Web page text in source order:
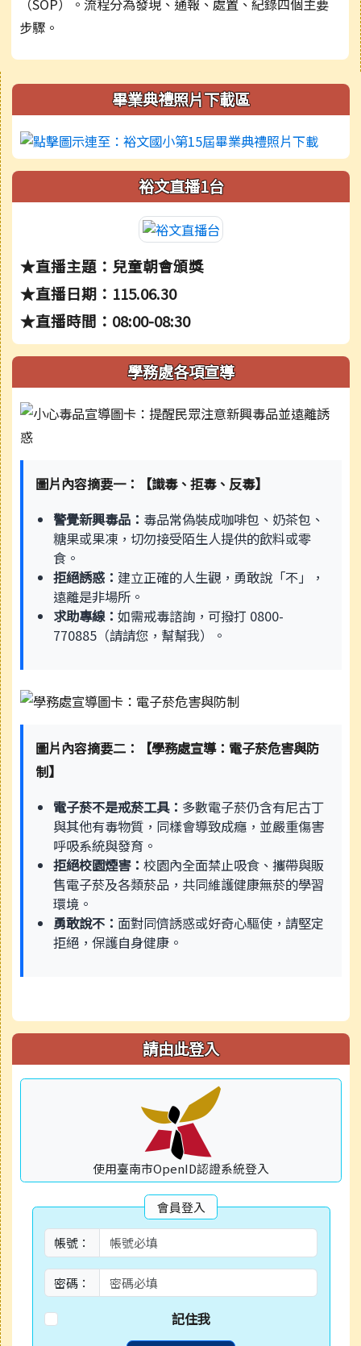
（SOP）。流程分為發現、通報、處置、紀錄四個主要
步驟。
右邊區域內容畢業典禮照片下載區
裕文直播1台
★直播主題：兒童朝會頒獎
★直播日期：115.06.30
★直播時間：08:00-08:30
學務處各項宣導
圖片內容摘要一：【識毒、拒毒、反毒】
警覺新興毒品： 毒品常偽裝成咖啡包、奶茶包、
糖果或果凍，切勿接受陌生人提供的飲料或零
食。
拒絕誘惑： 建立正確的人生觀，勇敢說「不」，
遠離是非場所。
求助專線： 如需戒毒諮詢，可撥打 0800-
770885（請請您，幫幫我）。
圖片內容摘要二：【學務處宣導：電子菸危害與防
制】
電子菸不是戒菸工具： 多數電子菸仍含有尼古丁
與其他有毒物質，同樣會導致成癮，並嚴重傷害
呼吸系統與發育。
拒絕校園煙害： 校園內全面禁止吸食、攜帶與販
售電子菸及各類菸品，共同維護健康無菸的學習
環境。
勇敢說不： 面對同儕誘惑或好奇心驅使，請堅定
拒絕，保護自身健康。
請由此登入
使用臺南市OpenID認證系統登入
會員登入
帳號：
密碼：
記住我